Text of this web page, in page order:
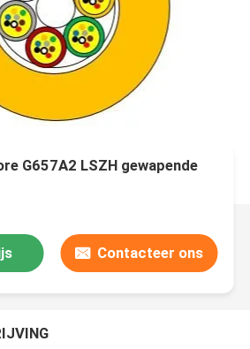
G657A2 LSZH gewapende
Contacteer ons